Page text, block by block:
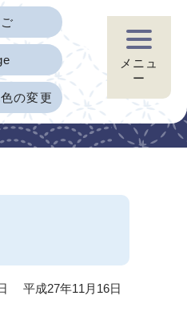
の変更
メニュ
ー
平成27年11月16日